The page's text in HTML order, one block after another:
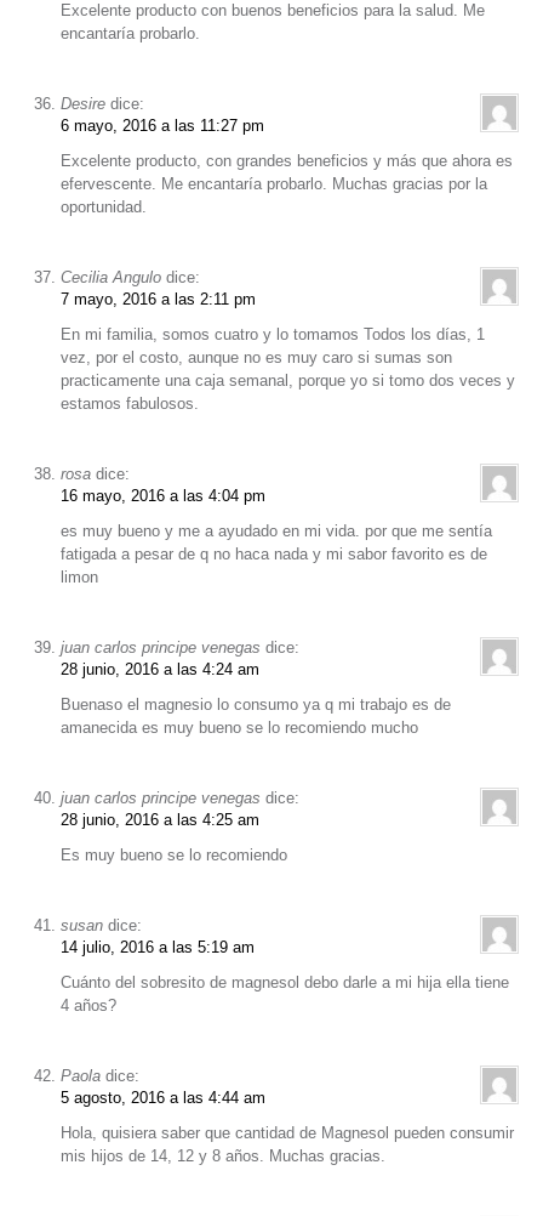
Excelente producto con buenos beneficios para la salud. Me
encantaría probarlo.
Desire dice:
6 mayo, 2016 a las 11:27 pm
Excelente producto, con grandes beneficios y más que ahora es
efervescente. Me encantaría probarlo. Muchas gracias por la
oportunidad.
Cecilia Angulo dice:
7 mayo, 2016 a las 2:11 pm
En mi familia, somos cuatro y lo tomamos Todos los días, 1
vez, por el costo, aunque no es muy caro si sumas son
practicamente una caja semanal, porque yo si tomo dos veces y
estamos fabulosos.
rosa dice:
16 mayo, 2016 a las 4:04 pm
es muy bueno y me a ayudado en mi vida. por que me sentía
fatigada a pesar de q no haca nada y mi sabor favorito es de
limon
juan carlos principe venegas dice:
28 junio, 2016 a las 4:24 am
Buenaso el magnesio lo consumo ya q mi trabajo es de
amanecida es muy bueno se lo recomiendo mucho
juan carlos principe venegas dice:
28 junio, 2016 a las 4:25 am
Es muy bueno se lo recomiendo
susan dice:
14 julio, 2016 a las 5:19 am
Cuánto del sobresito de magnesol debo darle a mi hija ella tiene
4 años?
Paola dice:
5 agosto, 2016 a las 4:44 am
Hola, quisiera saber que cantidad de Magnesol pueden consumir
mis hijos de 14, 12 y 8 años. Muchas gracias.